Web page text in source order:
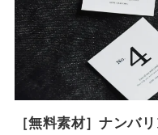
［無料素材］ナンバ